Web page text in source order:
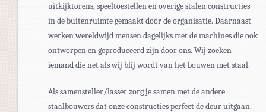
uitkijktorens, speeltoestellen en overige stalen constructies
in de buitenruimte gemaakt door de organisatie. Daarnaast
werken wereldwijd mensen dagelijks met de machines die ook
ontworpen en geproduceerd zijn door ons. Wij zoeken
iemand die net als wij blij wordt van het bouwen met staal.
Als samensteller/lasser zorg je samen met de andere
staalbouwers dat onze constructies perfect de deur uitgaan.